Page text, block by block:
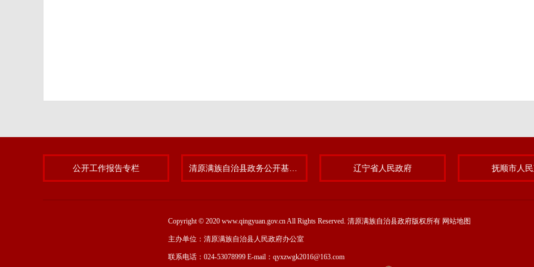
公开工作报告专栏 辽宁省人民政府 抚顺市人
Copyright © 2020 www.qingyuan.gov.cn All Rights Reserved. 清原满族自治县政府版权所有 网站地图
主办单位：清原满族自治县人民政府办公室
联系电话：024-53078999 E-mail：qyxzwgk2016@163.com